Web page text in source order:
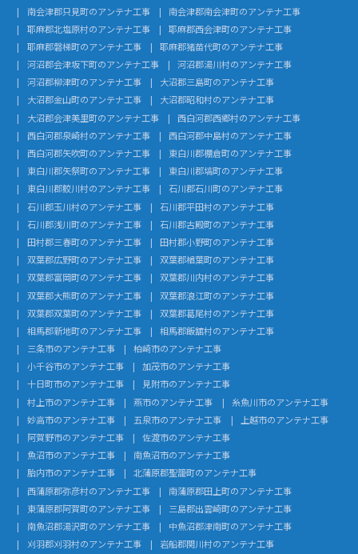
南会津郡只見町のアンテナ工事
南会津郡南会津町のアンテナ工事
耶麻郡北塩原村のアンテナ工事
耶麻郡西会津町のアンテナ工事
耶麻郡磐梯町のアンテナ工事
耶麻郡猪苗代町のアンテナ工事
河沼郡会津坂下町のアンテナ工事
河沼郡湯川村のアンテナ工事
河沼郡柳津町のアンテナ工事
大沼郡三島町のアンテナ工事
大沼郡金山町のアンテナ工事
大沼郡昭和村のアンテナ工事
大沼郡会津美里町のアンテナ工事
西白河郡西郷村のアンテナ工事
西白河郡泉崎村のアンテナ工事
西白河郡中島村のアンテナ工事
西白河郡矢吹町のアンテナ工事
東白川郡棚倉町のアンテナ工事
東白川郡矢祭町のアンテナ工事
東白川郡塙町のアンテナ工事
東白川郡鮫川村のアンテナ工事
石川郡石川町のアンテナ工事
石川郡玉川村のアンテナ工事
石川郡平田村のアンテナ工事
石川郡浅川町のアンテナ工事
石川郡古殿町のアンテナ工事
田村郡三春町のアンテナ工事
田村郡小野町のアンテナ工事
双葉郡広野町のアンテナ工事
双葉郡楢葉町のアンテナ工事
双葉郡富岡町のアンテナ工事
双葉郡川内村のアンテナ工事
双葉郡大熊町のアンテナ工事
双葉郡浪江町のアンテナ工事
双葉郡双葉町のアンテナ工事
双葉郡葛尾村のアンテナ工事
相馬郡新地町のアンテナ工事
相馬郡飯舘村のアンテナ工事
三条市のアンテナ工事
柏崎市のアンテナ工事
小千谷市のアンテナ工事
加茂市のアンテナ工事
十日町市のアンテナ工事
見附市のアンテナ工事
村上市のアンテナ工事
燕市のアンテナ工事
糸魚川市のアンテナ工事
妙高市のアンテナ工事
五泉市のアンテナ工事
上越市のアンテナ工事
阿賀野市のアンテナ工事
佐渡市のアンテナ工事
魚沼市のアンテナ工事
南魚沼市のアンテナ工事
胎内市のアンテナ工事
北蒲原郡聖籠町のアンテナ工事
西蒲原郡弥彦村のアンテナ工事
南蒲原郡田上町のアンテナ工事
東蒲原郡阿賀町のアンテナ工事
三島郡出雲崎町のアンテナ工事
南魚沼郡湯沢町のアンテナ工事
中魚沼郡津南町のアンテナ工事
刈羽郡刈羽村のアンテナ工事
岩船郡関川村のアンテナ工事